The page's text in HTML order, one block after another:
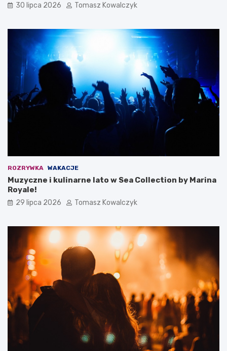
30 lipca 2026 Tomasz Kowalczyk
ROZRYWKA WAKACJE
Muzyczne i kulinarne lato w Sea Collection by Marina
Royale!
29 lipca 2026 Tomasz Kowalczyk